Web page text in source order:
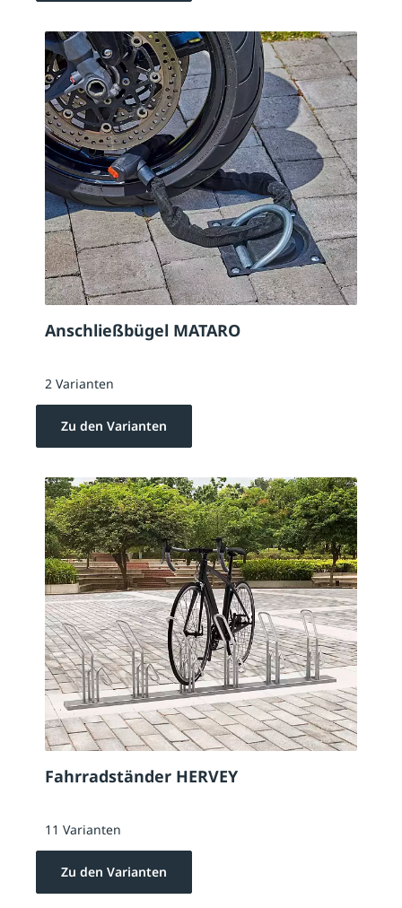
Anschließbügel MATARO
2 Varianten
Zu den Varianten
Fahrradständer HERVEY
11 Varianten
Zu den Varianten